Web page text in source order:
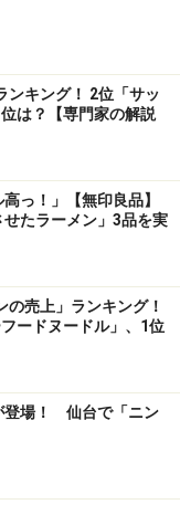
ンキング！ 2位「サッ
は？【専門家の解説
っ！」【無印良品】
たラーメン」3品を実
売上」ランキング！
ードヌードル」、1位
登場！ 仙台で「ニン